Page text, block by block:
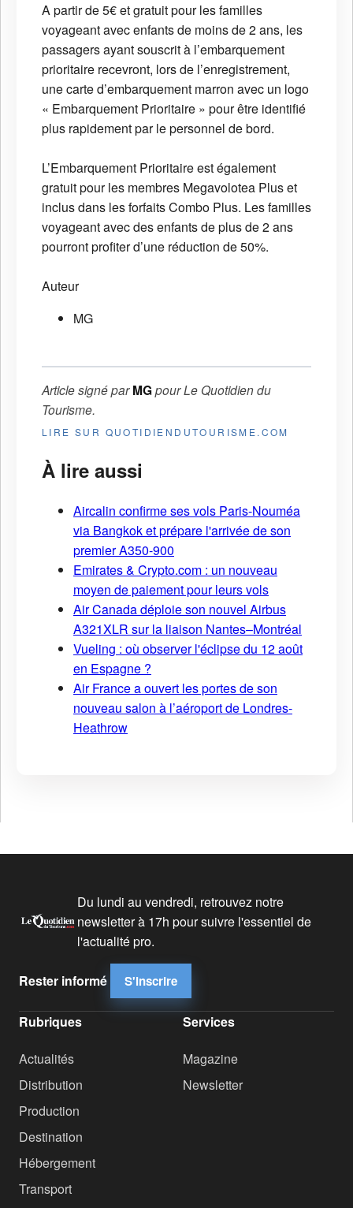
A partir de 5€ et gratuit pour les familles
voyageant avec enfants de moins de 2 ans, les
passagers ayant souscrit à l’embarquement
prioritaire recevront, lors de l’enregistrement,
une carte d’embarquement marron avec un logo
« Embarquement Prioritaire » pour être identifié
plus rapidement par le personnel de bord.
L’Embarquement Prioritaire est également
gratuit pour les membres Megavolotea Plus et
inclus dans les forfaits Combo Plus. Les familles
voyageant avec des enfants de plus de 2 ans
pourront profiter d’une réduction de 50%.
Auteur
MG
Article signé parMGpourLe Quotidien du
Tourisme.
LIRE SUR QUOTIDIENDUTOURISME.COM
À lire aussi
Aircalin confirme ses vols Paris-Nouméa
via Bangkok et prépare l'arrivée de son
premier A350-900
Emirates & Crypto.com : un nouveau
moyen de paiement pour leurs vols
Air Canada déploie son nouvel Airbus
A321XLR sur la liaison Nantes–Montréal
Vueling : où observer l'éclipse du 12 août
en Espagne ?
Air France a ouvert les portes de son
nouveau salon à l’aéroport de Londres-
Heathrow
Du lundi au vendredi, retrouvez notre
newsletter à 17h pour suivre l'essentiel de
l'actualité pro.
Rester informé S'inscrire
Rubriques
Actualités
Distribution
Production
Destination
Hébergement
Transport
Services
Magazine
Newsletter